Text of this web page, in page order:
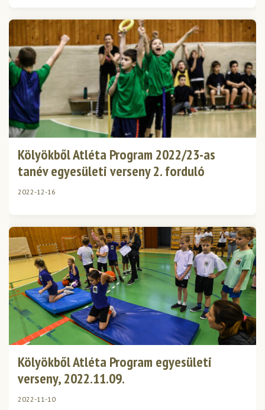
Kölyökből Atléta Program 2022/23-as
tanév egyesületi verseny 2. forduló
2022-12-16
Kölyökből Atléta Program egyesületi
verseny, 2022.11.09.
2022-11-10